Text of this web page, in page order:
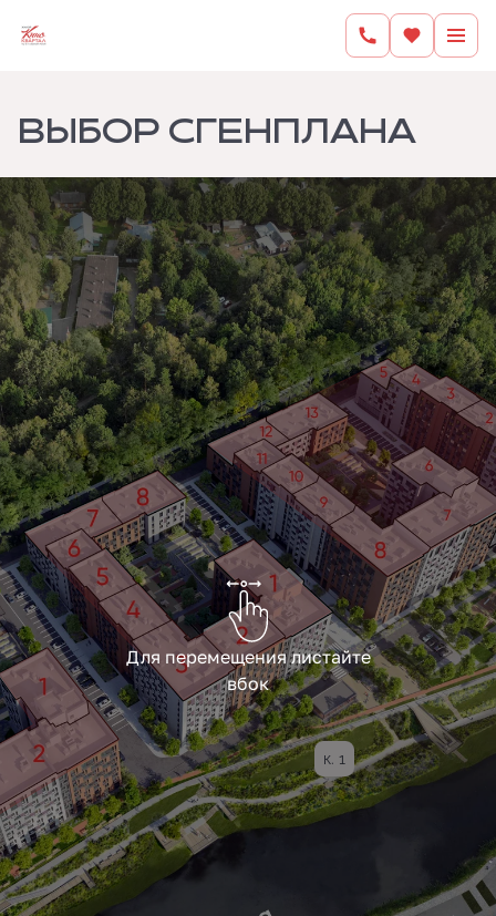
ВЫБОР С ГЕНПЛАНА
к. 1
Для перемещения листайте
вбок